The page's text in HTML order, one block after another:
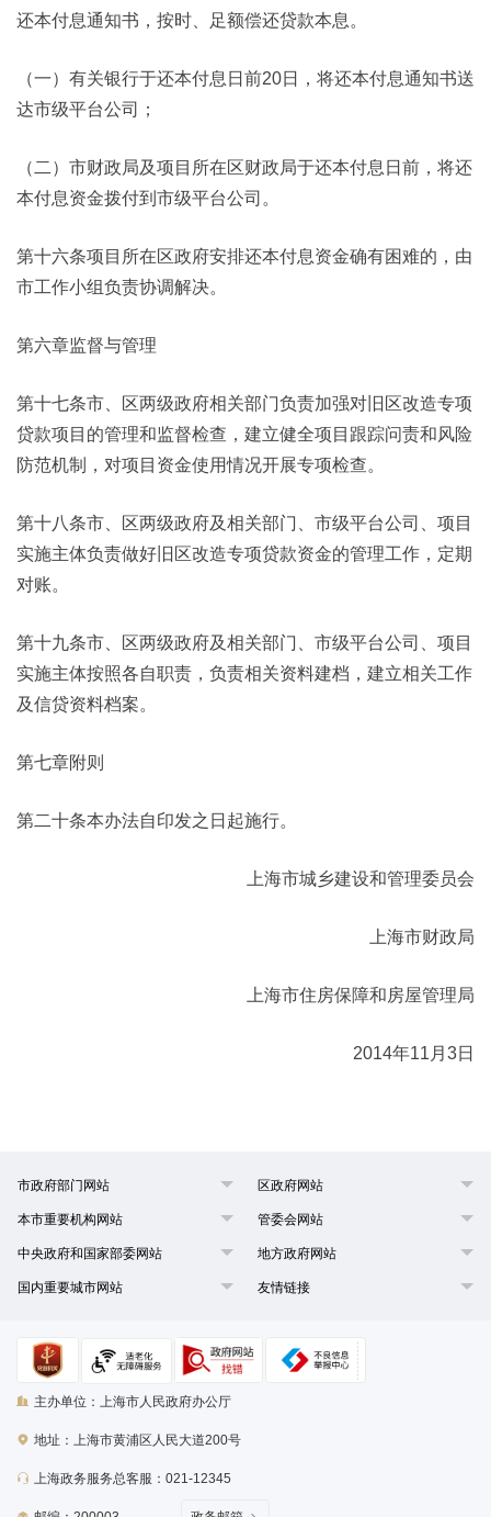
还本付息通知书，按时、足额偿还贷款本息。
（一）有关银行于还本付息日前20日，将还本付息通知书送
达市级平台公司；
（二）市财政局及项目所在区财政局于还本付息日前，将还
本付息资金拨付到市级平台公司。
第十六条项目所在区政府安排还本付息资金确有困难的，由
市工作小组负责协调解决。
第六章监督与管理
第十七条市、区两级政府相关部门负责加强对旧区改造专项
贷款项目的管理和监督检查，建立健全项目跟踪问责和风险
防范机制，对项目资金使用情况开展专项检查。
第十八条市、区两级政府及相关部门、市级平台公司、项目
实施主体负责做好旧区改造专项贷款资金的管理工作，定期
对账。
第十九条市、区两级政府及相关部门、市级平台公司、项目
实施主体按照各自职责，负责相关资料建档，建立相关工作
及信贷资料档案。
第七章附则
第二十条本办法自印发之日起施行。
上海市城乡建设和管理委员会
上海市财政局
上海市住房保障和房屋管理局
2014年11月3日
市政府部门网站 区政府网站
本市重要机构网站 管委会网站
中央政府和国家部委网站 地方政府网站
国内重要城市网站 友情链接
主办单位：上海市人民政府办公厅
地址：上海市黄浦区人民大道200号
上海政务服务总客服：021-12345